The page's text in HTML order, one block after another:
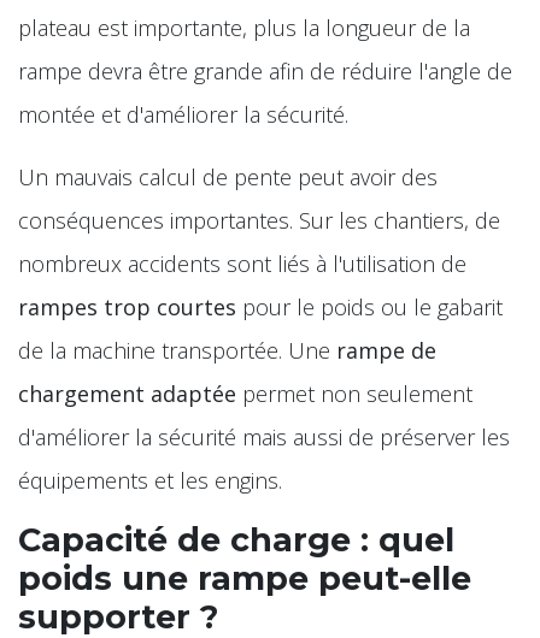
plateau est importante, plus la longueur de la
rampe devra être grande afin de réduire l'angle de
montée et d'améliorer la sécurité.
Un mauvais calcul de pente peut avoir des
conséquences importantes. Sur les chantiers, de
nombreux accidents sont liés à l'utilisation de
rampes trop courtes pour le poids ou le gabarit
de la machine transportée. Une rampe de
chargement adaptée permet non seulement
d'améliorer la sécurité mais aussi de préserver les
équipements et les engins.
Capacité de charge : quel
poids une rampe peut-elle
supporter ?